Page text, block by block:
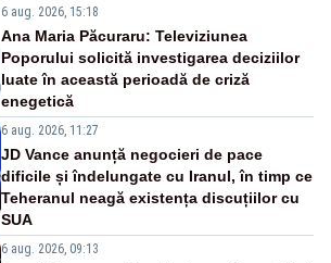
6 aug. 2026, 15:18
Ana Maria Păcuraru: Televiziunea
Poporului solicită investigarea deciziilor
luate în această perioadă de criză
enegetică
6 aug. 2026, 11:27
JD Vance anunță negocieri de pace
dificile și îndelungate cu Iranul, în timp ce
Teheranul neagă existența discuțiilor cu
SUA
6 aug. 2026, 09:13